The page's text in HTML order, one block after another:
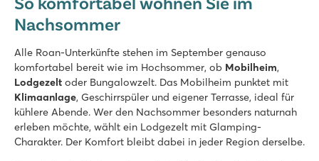
Nachsommer
Alle Roan-Unterkünfte stehen im September genauso
komfortabel bereit wie im Hochsommer, ob Mobilheim,
Lodgezelt oder Bungalowzelt. Das Mobilheim punktet mit
Klimaanlage, Geschirrspüler und eigener Terrasse, ideal für
kühlere Abende. Wer den Nachsommer besonders naturnah
erleben möchte, wählt ein Lodgezelt mit Glamping-
Charakter. Der Komfort bleibt dabei in jeder Region derselbe.